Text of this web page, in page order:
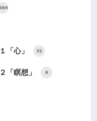
「心」 32
「瞑想」 6